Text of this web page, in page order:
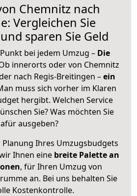
Chemnitz nach
Vergleichen Sie
sparen Sie Geld
bei jedem Umzug – Die
innerorts oder von Chemnitz
nach Regis-Breitingen –ein
muss sich vorher im Klaren
hergibt. Welchen Service
Sie? Was möchten Sie
ausgeben?
Ihres Umzugsbudgets
Ihnen eine breite Palette an
, für Ihren Umzug von
an. Bei uns behalten Sie
Kostenkontrolle.